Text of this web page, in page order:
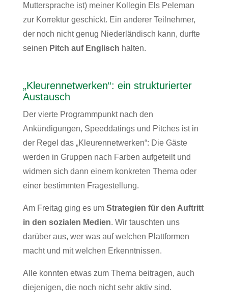
Muttersprache ist) meiner Kollegin Els Peleman
zur Korrektur geschickt. Ein anderer Teilnehmer,
der noch nicht genug Niederländisch kann, durfte
seinen Pitch auf Englisch halten.
„Kleurennetwerken“: ein strukturierter
Austausch
Der vierte Programmpunkt nach den
Ankündigungen, Speeddatings und Pitches ist in
der Regel das „Kleurennetwerken“: Die Gäste
werden in Gruppen nach Farben aufgeteilt und
widmen sich dann einem konkreten Thema oder
einer bestimmten Fragestellung.
Am Freitag ging es um Strategien für den Auftritt
in den sozialen Medien. Wir tauschten uns
darüber aus, wer was auf welchen Plattformen
macht und mit welchen Erkenntnissen.
Alle konnten etwas zum Thema beitragen, auch
diejenigen, die noch nicht sehr aktiv sind.